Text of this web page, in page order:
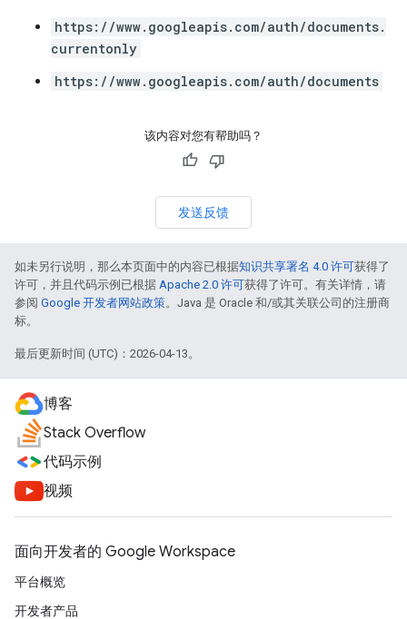
https://www.googleapis.com/auth/documents.
currentonly
https://www.googleapis.com/auth/documents
该内容对您有帮助吗？
发送反馈
如未另行说明，那么本页面中的内容已根据知识共享署名 4.0 许可获得了
许可，并且代码示例已根据 Apache 2.0 许可获得了许可。有关详情，请
参阅 Google 开发者网站政策。Java 是 Oracle 和/或其关联公司的注册商
标。
最后更新时间 (UTC)：2026-04-13。
博客
Stack Overflow
代码示例
视频
面向开发者的 Google Workspace
平台概览
开发者产品